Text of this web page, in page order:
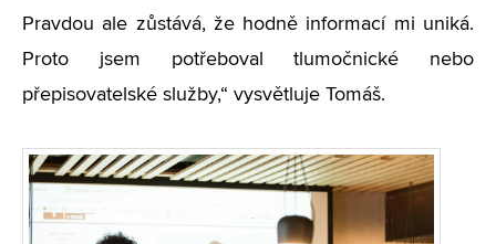
Pravdou ale zůstává, že hodně informací mi uniká.
Proto jsem potřeboval tlumočnické nebo
přepisovatelské služby,“ vysvětluje Tomáš.